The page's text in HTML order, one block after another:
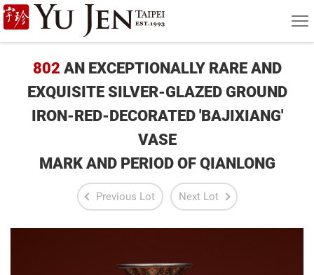
Yu
Jen
Taipei
Art
Antique
Auction
Private
802 AN EXCEPTIONALLY RARE AND
EXQUISITE SILVER-GLAZED GROUND
IRON-RED-DECORATED 'BAJIXIANG'
VASE
MARK AND PERIOD OF QIANLONG
Previous Lot Next Lot